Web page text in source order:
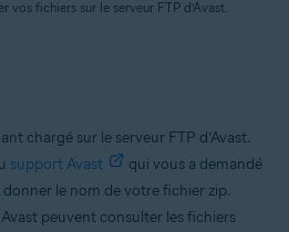
vos fichiers sur le serveur FTP d’Avast.
chargé sur le serveur FTP d’Avast.
support Avast
qui vous a demandé
le nom de votre fichier zip.
peuvent consulter les fichiers